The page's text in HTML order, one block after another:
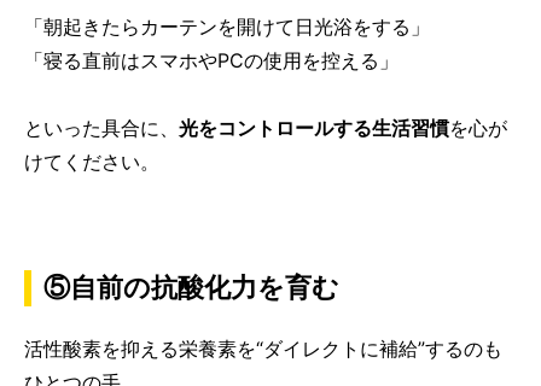
「朝起きたらカーテンを開けて日光浴をする」
「寝る直前はスマホやPCの使用を控える」
といった具合に、 光をコントロールする生活習慣を心が
けてください。
⑤自前の抗酸化力を育む
活性酸素を抑える栄養素を“ダイレクトに補給”するのも